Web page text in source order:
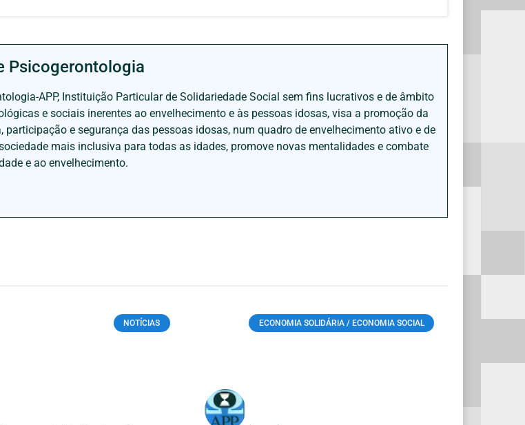
Psicogerontologia
APP, Instituição Particular de Solidariedade Social sem fins lucrativos e de âmbito
e sociais inerentes ao envelhecimento e às pessoas idosas, visa a promoção da
e segurança das pessoas idosas, num quadro de envelhecimento ativo e de
mais inclusiva para todas as idades, promove novas mentalidades e combate
e ao envelhecimento.
NOTÍCIAS ECONOMIA SOLIDÁRIA / ECONOMIA SOCIAL